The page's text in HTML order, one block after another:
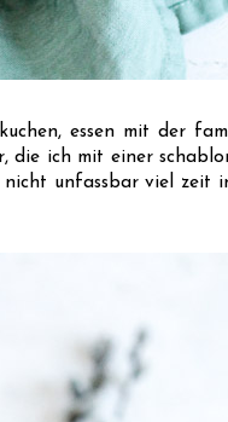
essen mit der
die ich mit einer
unfassbar viel zeit